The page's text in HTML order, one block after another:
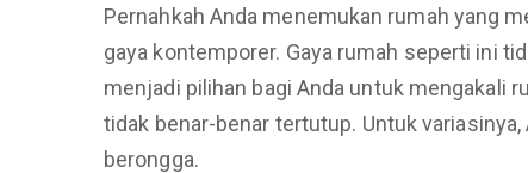
Pernahkah Anda menemukan rumah yang
gaya kontemporer. Gaya rumah seperti ini
menjadi pilihan bagi Anda untuk mengakali
tidak benar-benar tertutup. Untuk
berongga.